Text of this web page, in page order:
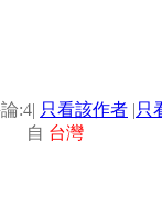
:4| 只看該作者 |只
自 台灣